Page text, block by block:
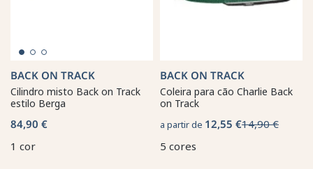
BACK ON TRACK
Cilindro misto Back on Track
estilo Berga
84,90 €
1 cor
BACK ON TRACK
Coleira para cão Charlie Back
on Track
a partir de 12,55 €14,90 €
5 cores